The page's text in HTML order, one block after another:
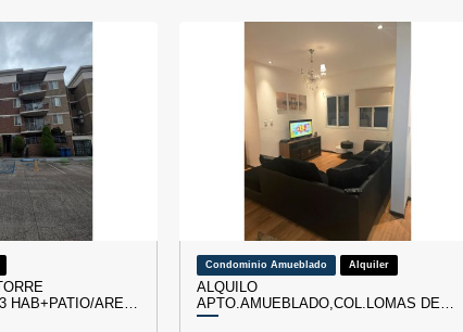
HAB+PATIO/ARE…
Condominio Amueblado Alquiler
ALQUILO
APTO.AMUEBLADO,COL.LOMAS DE…